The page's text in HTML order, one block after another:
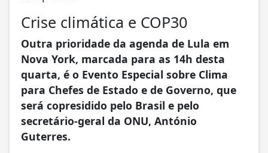
Crise climática e COP30
Outra prioridade da agenda de Lula em
Nova York, marcada para as 14h desta
quarta, é o Evento Especial sobre Clima
para Chefes de Estado e de Governo, que
será copresidido pelo Brasil e pelo
secretário-geral da ONU, António
Guterres.